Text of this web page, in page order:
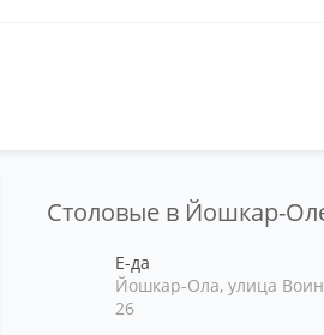
Столовые в Йошкар-
Е-да
Йошкар-Ола, улица
26